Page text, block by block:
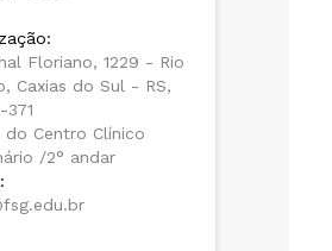
Floriano, 1229 - Rio
Caxias do Sul - RS,
371
do Centro Clínico
/2° andar